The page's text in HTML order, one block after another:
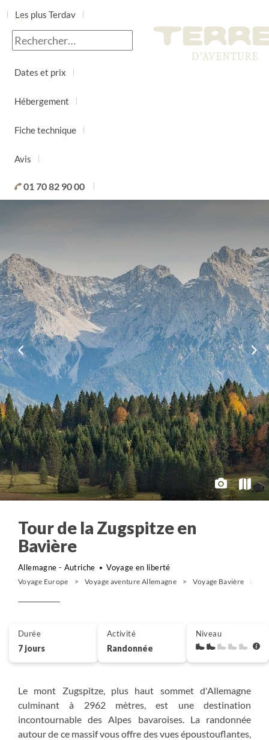
Les plus Terdav
Jour par jour
Dates et prix
Hébergement
Fiche technique
Avis
01 70 82 90 00
Tour de la Zugspitze en
Bavière
Allemagne - Autriche Voyage en liberté
Voyage Europe Voyage aventure Allemagne Voyage Bavière
Le mont Zugspitze, plus haut sommet d'Allemagne
culminant à 2962 mètres, est une destination
incontournable des Alpes bavaroises. La randonnée
autour de ce massif vous offre des vues époustouflantes,
Durée
7 jours
Activité
Randonnée
Niveau